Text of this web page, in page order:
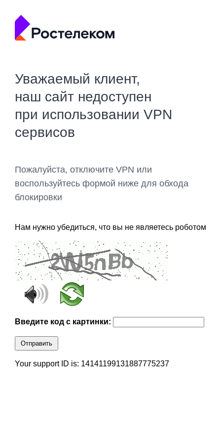
Уважаемый клиент,
наш сайт недоступен
при использовании VPN
сервисов
Пожалуйста, отключите VPN или
воспользуйтесь формой ниже для обхода
блокировки
Нам нужно убедиться, что вы не являетесь роботом
Введите код с картинки:
Отправить
Your support ID is: 14141199131887775237